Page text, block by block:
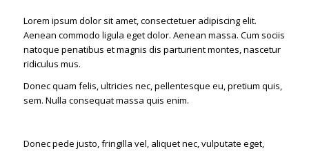
Lorem ipsum dolor sit amet, consectetuer adipiscing elit.
Aenean commodo ligula eget dolor. Aenean massa. Cum sociis
natoque penatibus et magnis dis parturient montes, nascetur
ridiculus mus.
Donec quam felis, ultricies nec, pellentesque eu, pretium quis,
sem. Nulla consequat massa quis enim.
Donec pede justo, fringilla vel, aliquet nec, vulputate eget,